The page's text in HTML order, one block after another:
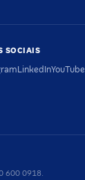
SOCIAIS
LinkedInYouTube
600 0918.